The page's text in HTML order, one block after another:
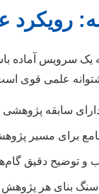
یک سرویس
علمی قوی
سابقه پژوهشی
برای مسیر
توضیح دقیق
سنگ بنای هر